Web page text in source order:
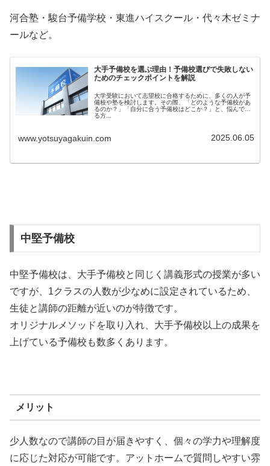
河合塾・駿台予備学校・東進ハイスクール・代々木ゼミナ
ールなど。
大手予備校を選ぶ理由！予備校選びで失敗しない
ためのチェックポイントを解説
大学受験において志望校に合格するために、多くの人が予
備校や塾を検討します。その際、「どのような予備校があ
るのか？」「自分に合う予備校はどこか？」と、悩んでい
る方...
www.yotsuyagakuin.com 2025.06.05
中堅予備校
中堅予備校は、大手予備校と同じく講義形式の授業が多い
ですが、1クラスの人数が少なめに設定されているため、
生徒と講師の距離が近いのが特徴です。
オリジナルメソッドを取り入れ、大手予備校以上の成果を
上げている予備校も数多くあります。
メリット
少人数なので講師の目が届きやすく、個々の学力や理解度
に応じた対応が可能です。アットホームで質問しやすい雰